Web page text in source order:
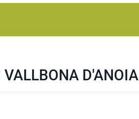
VALLBONA D'ANOIA